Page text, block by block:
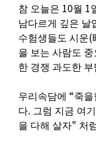
참 오늘은 10월 1
남다르게 깊은 날
수험생들도 시운(
을 보는 사람도
한 경쟁 과도한
우리속담에 “죽을
다. 그럼 지금 여
을 다해 살자" 처